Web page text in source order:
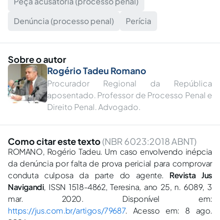
Denúncia (processo penal)
Perícia
Sobre o autor
Rogério Tadeu Romano
Procurador Regional da República
aposentado. Professor de Processo Penal e
Direito Penal. Advogado.
Como citar este texto (NBR 6023:2018 ABNT)
ROMANO, Rogério Tadeu. Um caso envolvendo inépcia
da denúncia por falta de prova pericial para comprovar
conduta culposa da parte do agente. Revista Jus
Navigandi, ISSN 1518-4862, Teresina, ano 25, n. 6089, 3
mar. 2020. Disponível em:
https://jus.com.br/artigos/79687. Acesso em: 8 ago.